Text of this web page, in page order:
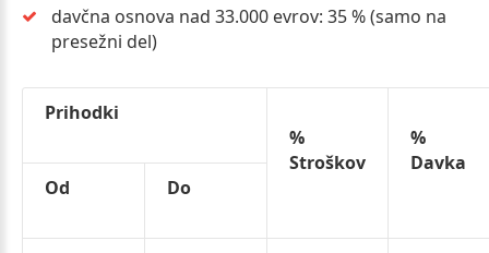
davčna osnova nad 33.000 evrov: 35 % (samo na
presežni del)
Prihodki
%
Stroškov
%
Davka
Od
Do